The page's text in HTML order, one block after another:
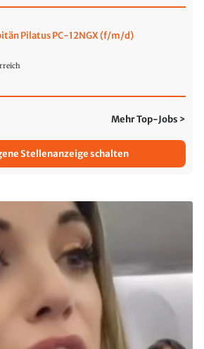
Pilatus PC-12NGX (f/m/d)
Mehr Top-Jobs >
Stellenanzeige schalten